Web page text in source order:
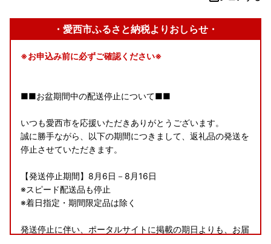
・愛西市ふるさと納税よりおしらせ・
※お申込み前に必ずご確認ください※
■■お盆期間中の配送停止について■■
いつも愛西市を応援いただきありがとうございます。
誠に勝手ながら、以下の期間につきまして、返礼品の発送を
停止させていただきます。
【発送停止期間】8月6日－8月16日
※スピード配送品も停止
※着日指定・期間限定品は除く
発送停止に伴い、ポータルサイトに掲載の期日よりも、お届